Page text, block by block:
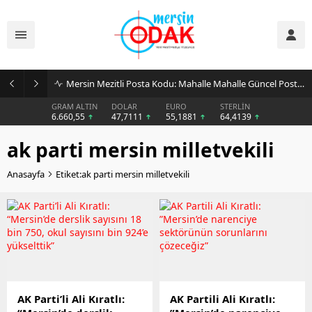
Mersin Mezitli Posta Kodu: Mahalle Mahalle Güncel Posta Kodu Rehberi
GRAM ALTIN
6.660,55
DOLAR
47,7111
EURO
55,1881
STERLİN
64,4139
ak parti mersin milletvekili
Anasayfa Etiket:ak parti mersin milletvekili
AK Parti’li Ali Kıratlı:
AK Partili Ali Kıratlı: